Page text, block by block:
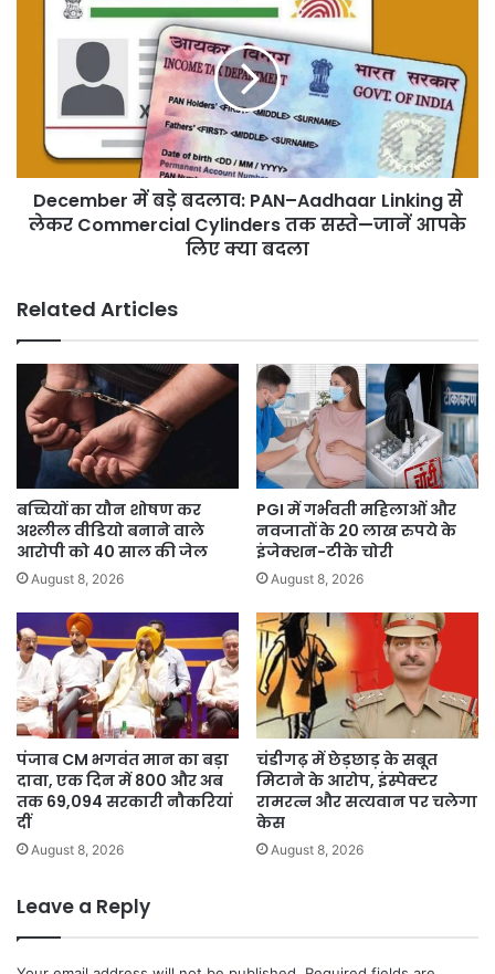
Trident
Group
मैदान
Aadhaar
Linking
लेकर
Commercial
Cylinders
जानें
आपके
लिए
बदला
December में बड़े बदलाव: PAN–Aadhaar Linking से
लेकर Commercial Cylinders तक सस्ते—जानें आपके
लिए क्या बदला
Related Articles
बच्चियों का यौन शोषण कर
अश्लील वीडियो बनाने वाले
आरोपी को 40 साल की जेल
August 8, 2026
PGI में गर्भवती महिलाओं और
नवजातों के 20 लाख रुपये के
इंजेक्शन-टीके चोरी
August 8, 2026
पंजाब CM भगवंत मान का बड़ा
दावा, एक दिन में 800 और अब
तक 69,094 सरकारी नौकरियां
दीं
August 8, 2026
चंडीगढ़ में छेड़छाड़ के सबूत
मिटाने के आरोप, इंस्पेक्टर
रामरत्न और सत्यवान पर चलेगा
केस
August 8, 2026
Leave a Reply